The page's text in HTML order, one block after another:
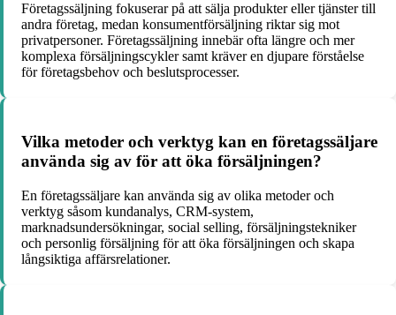
Företagssäljning fokuserar på att sälja produkter eller tjänster till
andra företag, medan konsumentförsäljning riktar sig mot
privatpersoner. Företagssäljning innebär ofta längre och mer
komplexa försäljningscykler samt kräver en djupare förståelse
för företagsbehov och beslutsprocesser.
Vilka metoder och verktyg kan en företagssäljare
använda sig av för att öka försäljningen?
En företagssäljare kan använda sig av olika metoder och
verktyg såsom kundanalys, CRM-system,
marknadsundersökningar, social selling, försäljningstekniker
och personlig försäljning för att öka försäljningen och skapa
långsiktiga affärsrelationer.